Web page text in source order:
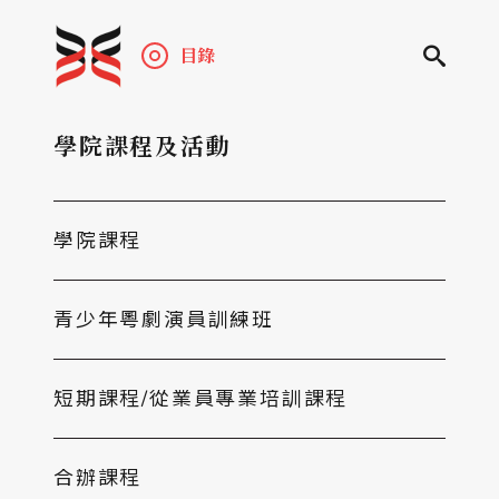
目錄
學院課程及活動
學院課程
青少年粵劇演員訓練班
短期課程/從業員專業培訓課程
合辦課程